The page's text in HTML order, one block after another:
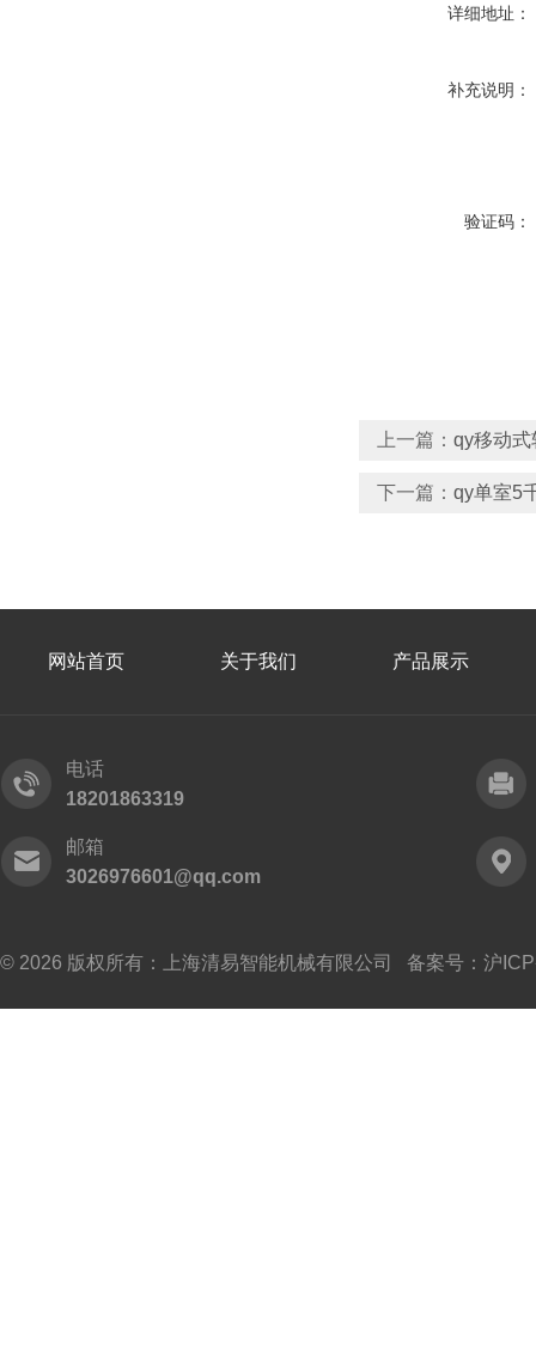
详细地址：
补充说明：
验证码：
上一篇： qy移动式
下一篇： qy单室5
网站首页 关于我们 产品展示
电话
18201863319
邮箱
3026976601@qq.com
© 2026 版权所有：上海清易智能机械有限公司 备案号： 沪